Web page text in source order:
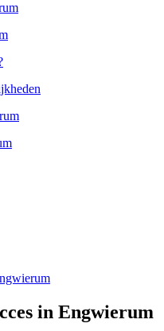
in Engwierum